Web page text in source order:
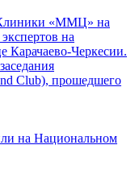
«ММЦ» на
на
Карачаево-Черкесии.
Club), прошедшего